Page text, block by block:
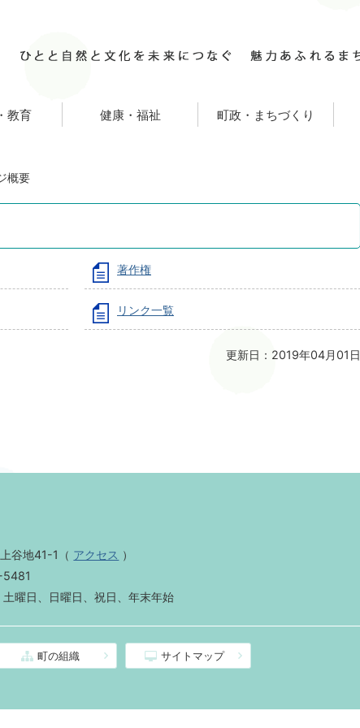
教育 健康・福祉 町政・まちづくり
概要
著作権
リンク一覧
更新日：2019年04月01日
谷地41-1 （ アクセス ）
土曜日、日曜日、祝日、年末年始
町の組織 サイトマップ